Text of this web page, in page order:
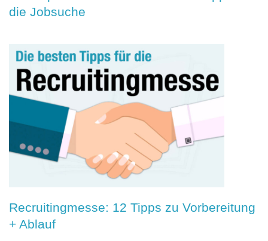
die Jobsuche
Recruitingmesse: 12 Tipps zu Vorbereitung
+ Ablauf